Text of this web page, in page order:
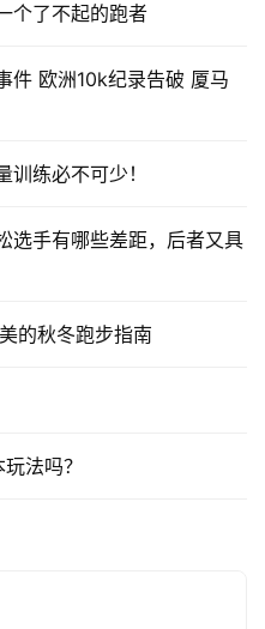
个了不起的跑者
件 欧洲10k纪录告破 厦马
练必不可少！
选手有哪些差距，后者又具
的秋冬跑步指南
法吗？